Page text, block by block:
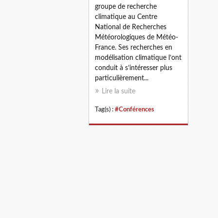
groupe de recherche
climatique au Centre
National de Recherches
Météorologiques de Météo-
France. Ses recherches en
modélisation climatique l’ont
conduit à s’intéresser plus
particulièrement...
Lire la suite
Tag(s) : #Conférences